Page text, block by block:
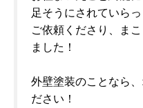
足そうにされていらっ
ご依頼くださり、ま
ました！
外壁塗装のことなら
ださい！